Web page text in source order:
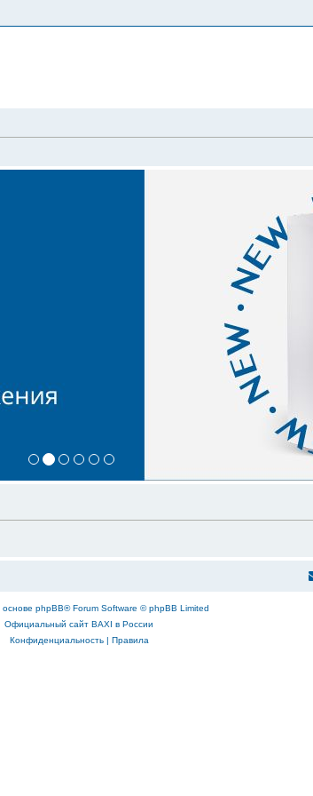
phpBB® Forum Software © phpBB Limited
Официальный сайт BAXI в России
Конфиденциальность| Правила